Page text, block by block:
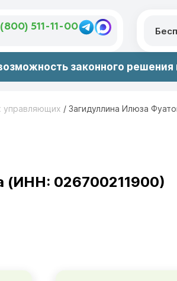
511-11-00
законного
управляющих / Загидуллина Илюза
(ИНН: 026700211900)